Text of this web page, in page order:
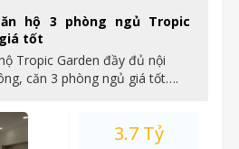
hộ 3 phòng ngủ Tropic
tốt
Tropic Garden đầy đủ nội
căn 3 phòng ngủ giá tốt….
3.7 Tỷ